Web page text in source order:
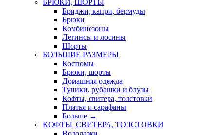
БРЮКИ, ШОРТЫ
Бриджи, капри, бермуды
Брюки
Комбинезоны
Легинсы и лосины
Шорты
БОЛЬШИЕ РАЗМЕРЫ
Костюмы
Брюки, шорты
Домашняя одежда
Туники, рубашки и блузы
Кофты, свитера, толстовки
Платья и сарафаны
Больше →
КОФТЫ, СВИТЕРА, ТОЛСТОВКИ
Водолазки